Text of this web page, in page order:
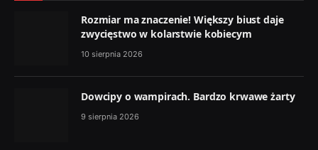
Rozmiar ma znaczenie! Większy biust daje
zwycięstwo w kolarstwie kobiecym
10 sierpnia 2026
Dowcipy o wampirach. Bardzo krwawe żarty
9 sierpnia 2026